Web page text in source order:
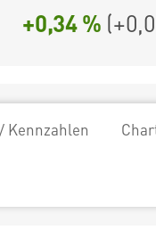
+0,34 % (
Kennzahlen